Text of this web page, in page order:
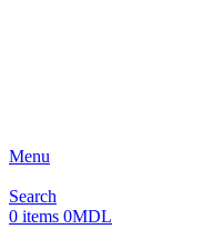
Menu
Search
0 items 0MDL